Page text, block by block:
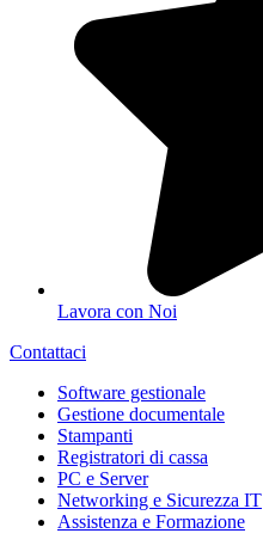
Lavora con Noi
Contattaci
Software gestionale
Gestione documentale
Stampanti
Registratori di cassa
PC e Server
Networking e Sicurezza IT
Assistenza e Formazione